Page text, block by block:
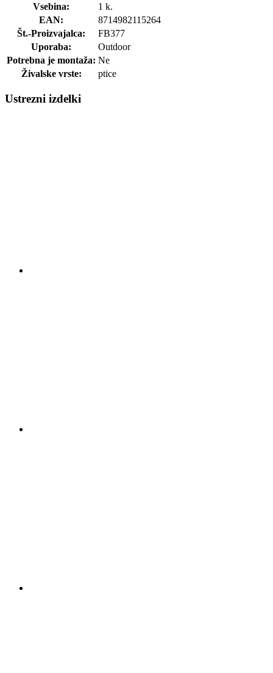
Vsebina:
1 k.
EAN:
8714982115264
Št.-Proizvajalca:
FB377
Uporaba:
Outdoor
Potrebna je montaža: Ne
Živalske vrste:
ptice
Ustrezni izdelki